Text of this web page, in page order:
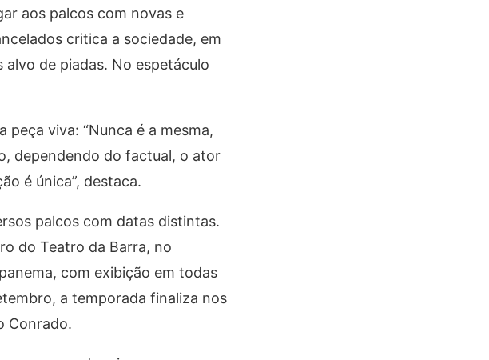
aos palcos com novas e
critica a sociedade, em
de piadas. No espetáculo
viva: “Nunca é a mesma,
dependendo do factual, o ator
é única”, destaca.
palcos com datas distintas.
do Teatro da Barra, no
com exibição em todas
a temporada finaliza nos
Conrado.